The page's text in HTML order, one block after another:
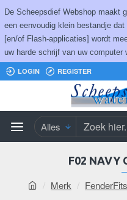
De Scheepsdief Webshop maakt
een eenvoudig klein bestandje
[en/of Flash-applicaties] wordt
uw harde schrijf van uw computer
LOGIN REGISTER
Alles
Merk FenderFits
F02 NAVY